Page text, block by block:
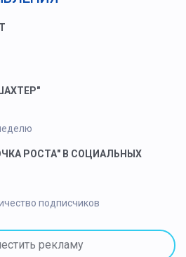
РОСТА" В СОЦИАЛЬНЫХ
подписчиков
рекламу